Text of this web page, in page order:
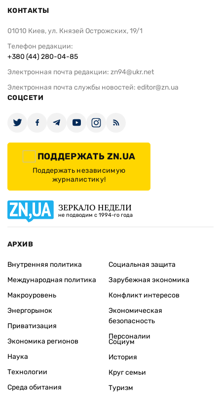
КОНТАКТЫ
01010 Киев, ул. Князей Острожских, 19/1
Телефон редакции:
+380 (44) 280-04-85
Электронная почта редакции: zn94@ukr.net
Электронная почта службы новостей: editor@zn.ua
СОЦСЕТИ
ПОДДЕРЖАТЬ ZN.UA
Поддержать независимую
журналистику!
ЗЕРКАЛО НЕДЕЛИ
не подводим с 1994-го года
АРХИВ
Внутренняя политика
Международная политика
Макроуровень
Энергорынок
Приватизация
Экономика регионов
Социальная защита
Зарубежная экономика
Конфликт интересов
Экономическая
безопасность
Персоналии
Наука
Технологии
Среда обитания
Социум
История
Круг семьи
Туризм